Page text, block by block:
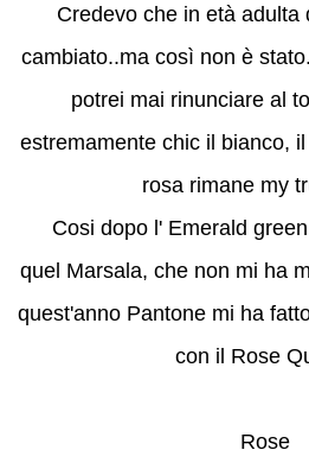
Credevo che in età adulta
cambiato..ma così non è
potrei mai rinunciare al
estremamente chic il bianco,
rosa rimane my
Cosi dopo l' Emerald
quel Marsala, che non mi ha
quest'anno Pantone mi ha
con il Rose
Rose